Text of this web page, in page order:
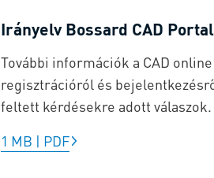
Irányelv Bossard CAD Portal
További információk a CAD
regisztrációról és
feltett kérdésekre adott válaszok.
1 MB | PDF